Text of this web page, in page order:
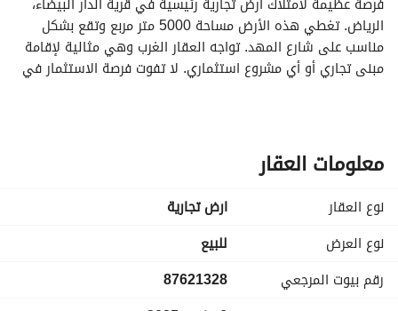
معلومات العقار
نوع العقار
ارض تجارية
نوع العرض
للبيع
رقم بيوت المرجعي
87621328